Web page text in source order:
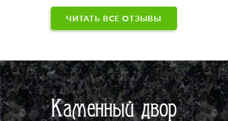
грамотно и быстро составили
договор.Молодцы!!! Родственникам
понравилось. Рекомендую всем, очень
в итоге Вас разочароваться. Сейчас редко,
когда делаешь заказ и получаешь именно
то, что нужно. Работы сделаны
качественно, огромная благодарность
мастерам. Ещё раз спасибо! На Дальнем
ЧИТАТЬ ВСЕ ОТЗЫВЫ